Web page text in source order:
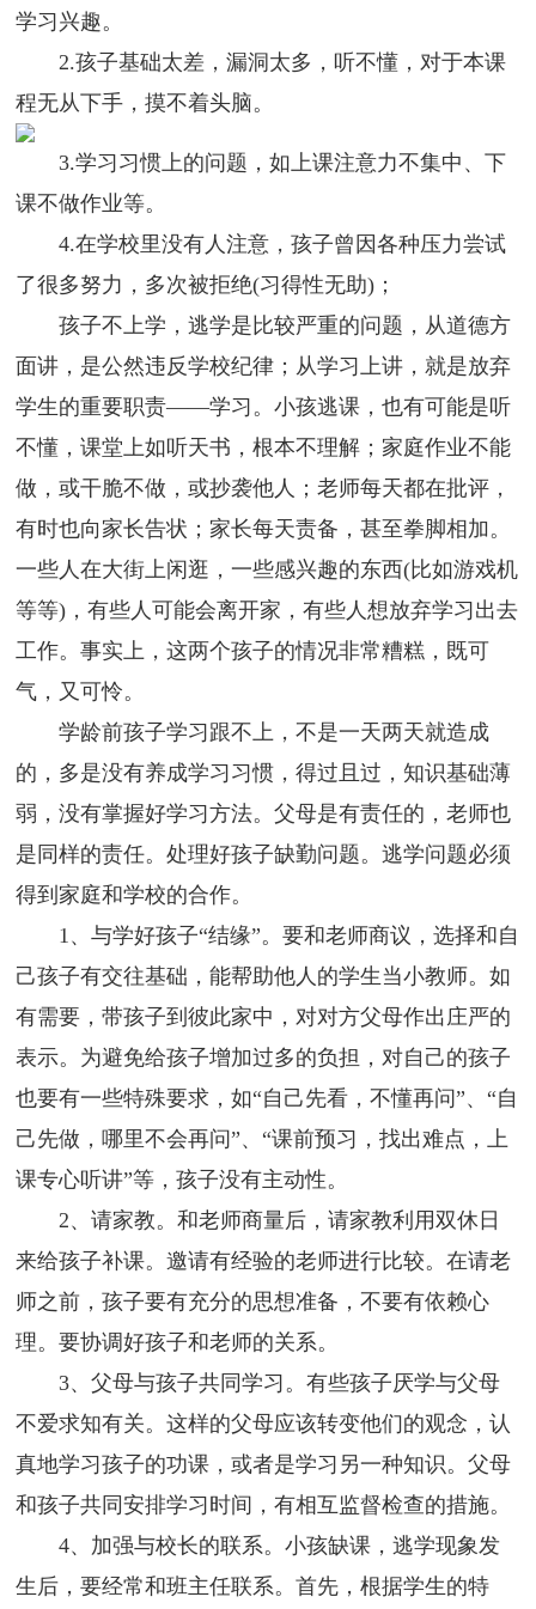
学习兴趣。
2.孩子基础太差，漏洞太多，听不懂，对于本课
程无从下手，摸不着头脑。
3.学习习惯上的问题，如上课注意力不集中、下
课不做作业等。
4.在学校里没有人注意，孩子曾因各种压力尝试
了很多努力，多次被拒绝(习得性无助)；
孩子不上学，逃学是比较严重的问题，从道德方
面讲，是公然违反学校纪律；从学习上讲，就是放弃
学生的重要职责——学习。小孩逃课，也有可能是听
不懂，课堂上如听天书，根本不理解；家庭作业不能
做，或干脆不做，或抄袭他人；老师每天都在批评，
有时也向家长告状；家长每天责备，甚至拳脚相加。
一些人在大街上闲逛，一些感兴趣的东西(比如游戏机
等等)，有些人可能会离开家，有些人想放弃学习出去
工作。事实上，这两个孩子的情况非常糟糕，既可
气，又可怜。
学龄前孩子学习跟不上，不是一天两天就造成
的，多是没有养成学习习惯，得过且过，知识基础薄
弱，没有掌握好学习方法。父母是有责任的，老师也
是同样的责任。处理好孩子缺勤问题。逃学问题必须
得到家庭和学校的合作。
1、与学好孩子“结缘”。要和老师商议，选择和自
己孩子有交往基础，能帮助他人的学生当小教师。如
有需要，带孩子到彼此家中，对对方父母作出庄严的
表示。为避免给孩子增加过多的负担，对自己的孩子
也要有一些特殊要求，如“自己先看，不懂再问”、“自
己先做，哪里不会再问”、“课前预习，找出难点，上
课专心听讲”等，孩子没有主动性。
2、请家教。和老师商量后，请家教利用双休日
来给孩子补课。邀请有经验的老师进行比较。在请老
师之前，孩子要有充分的思想准备，不要有依赖心
理。要协调好孩子和老师的关系。
3、父母与孩子共同学习。有些孩子厌学与父母
不爱求知有关。这样的父母应该转变他们的观念，认
真地学习孩子的功课，或者是学习另一种知识。父母
和孩子共同安排学习时间，有相互监督检查的措施。
4、加强与校长的联系。小孩缺课，逃学现象发
生后，要经常和班主任联系。首先，根据学生的特